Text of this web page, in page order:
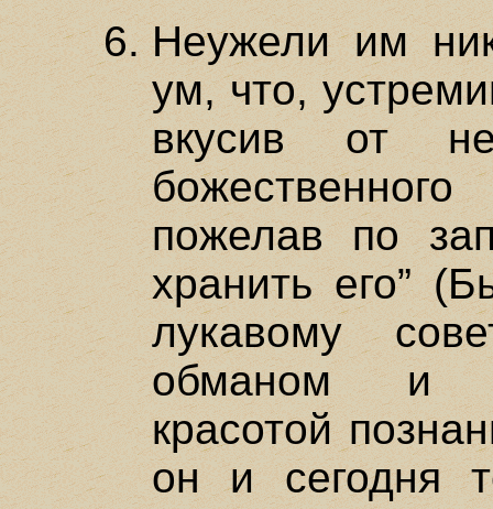
Неужели им
ум, что,
вкусив от
пожелав по
хранить его”
лукавому
обманом и
красотой
он и сегодня